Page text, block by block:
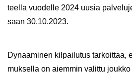
teel­la vuo­del­le 2024 uusia
saan 30.10.2023.
Dy­naa­mi­nen kil­pai­lu­tus tar­koit­taa,
muk­sel­la on ai­em­min va­lit­tu